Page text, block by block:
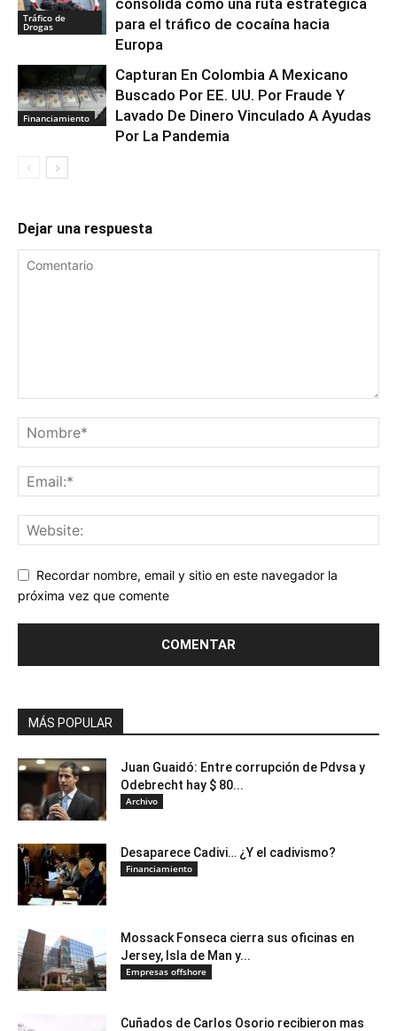
Tráfico de
Drogas
consolida como una ruta estratégica
para el tráfico de cocaína hacia
Europa
Financiamiento
Capturan En Colombia A Mexicano
Buscado Por EE. UU. Por Fraude Y
Lavado De Dinero Vinculado A Ayudas
Por La Pandemia
Dejar una respuesta
Recordar nombre, email y sitio en este navegador la
próxima vez que comente
MÁS POPULAR
Juan Guaidó: Entre corrupción de Pdvsa y
Odebrecht hay $ 80...
Archivo
Desaparece Cadivi… ¿Y el cadivismo?
Financiamiento
Mossack Fonseca cierra sus oficinas en
Jersey, Isla de Man y...
Empresas offshore
Cuñados de Carlos Osorio recibieron mas